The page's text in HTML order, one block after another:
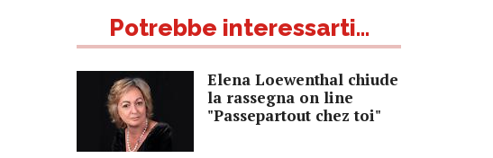
Potrebbe interessarti...
Elena Loewenthal chiude
la rassegna on line
"Passepartout chez toi"